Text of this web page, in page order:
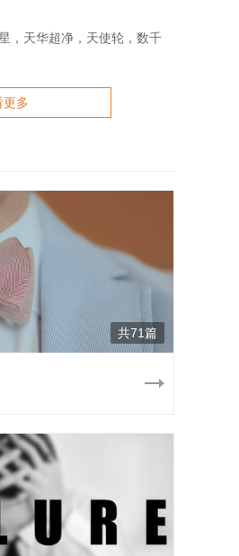
，天华超净，天使轮，数千
更多
共71篇